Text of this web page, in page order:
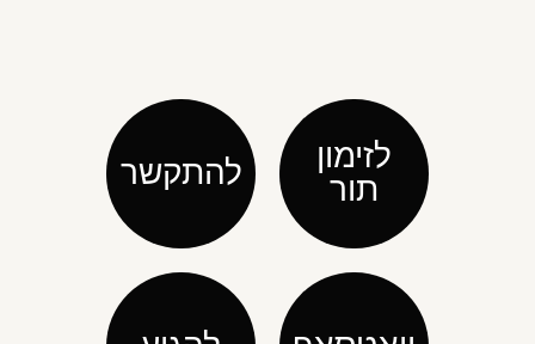
לזימון
תור
להתקשר